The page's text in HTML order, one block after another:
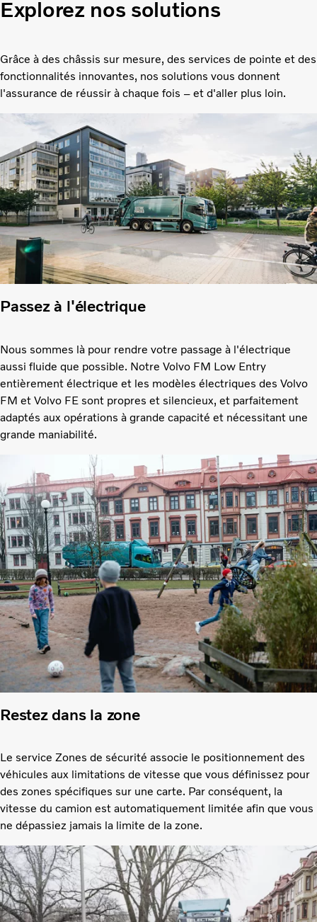
Explorez nos solutions
Grâce à des châssis sur mesure, des services de pointe et des
fonctionnalités innovantes, nos solutions vous donnent
l'assurance de réussir à chaque fois – et d'aller plus loin.
Passez à l'électrique
Nous sommes là pour rendre votre passage à l'électrique
aussi fluide que possible. Notre Volvo FM Low Entry
entièrement électrique et les modèles électriques des Volvo
FM et Volvo FE sont propres et silencieux, et parfaitement
adaptés aux opérations à grande capacité et nécessitant une
grande maniabilité.
Restez dans la zone
Le service Zones de sécurité associe le positionnement des
véhicules aux limitations de vitesse que vous définissez pour
des zones spécifiques sur une carte. Par conséquent, la
vitesse du camion est automatiquement limitée afin que vous
ne dépassiez jamais la limite de la zone.